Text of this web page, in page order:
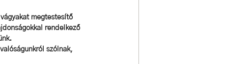
megtestesítő
rendelkező
szólnak,